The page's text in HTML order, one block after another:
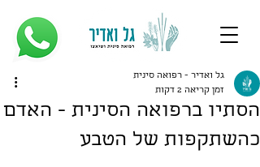
הסתיו ברפואה הסינית - האדם
כהשתקפות של הטבע
גל ואדיר - רפואה סינית
זמן קריאה 2 דקות